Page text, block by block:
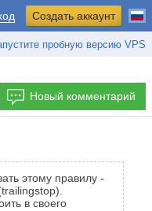
пробную версию VPS
Создать аккаунт
Новый комментарий
этому правилу -
в своего